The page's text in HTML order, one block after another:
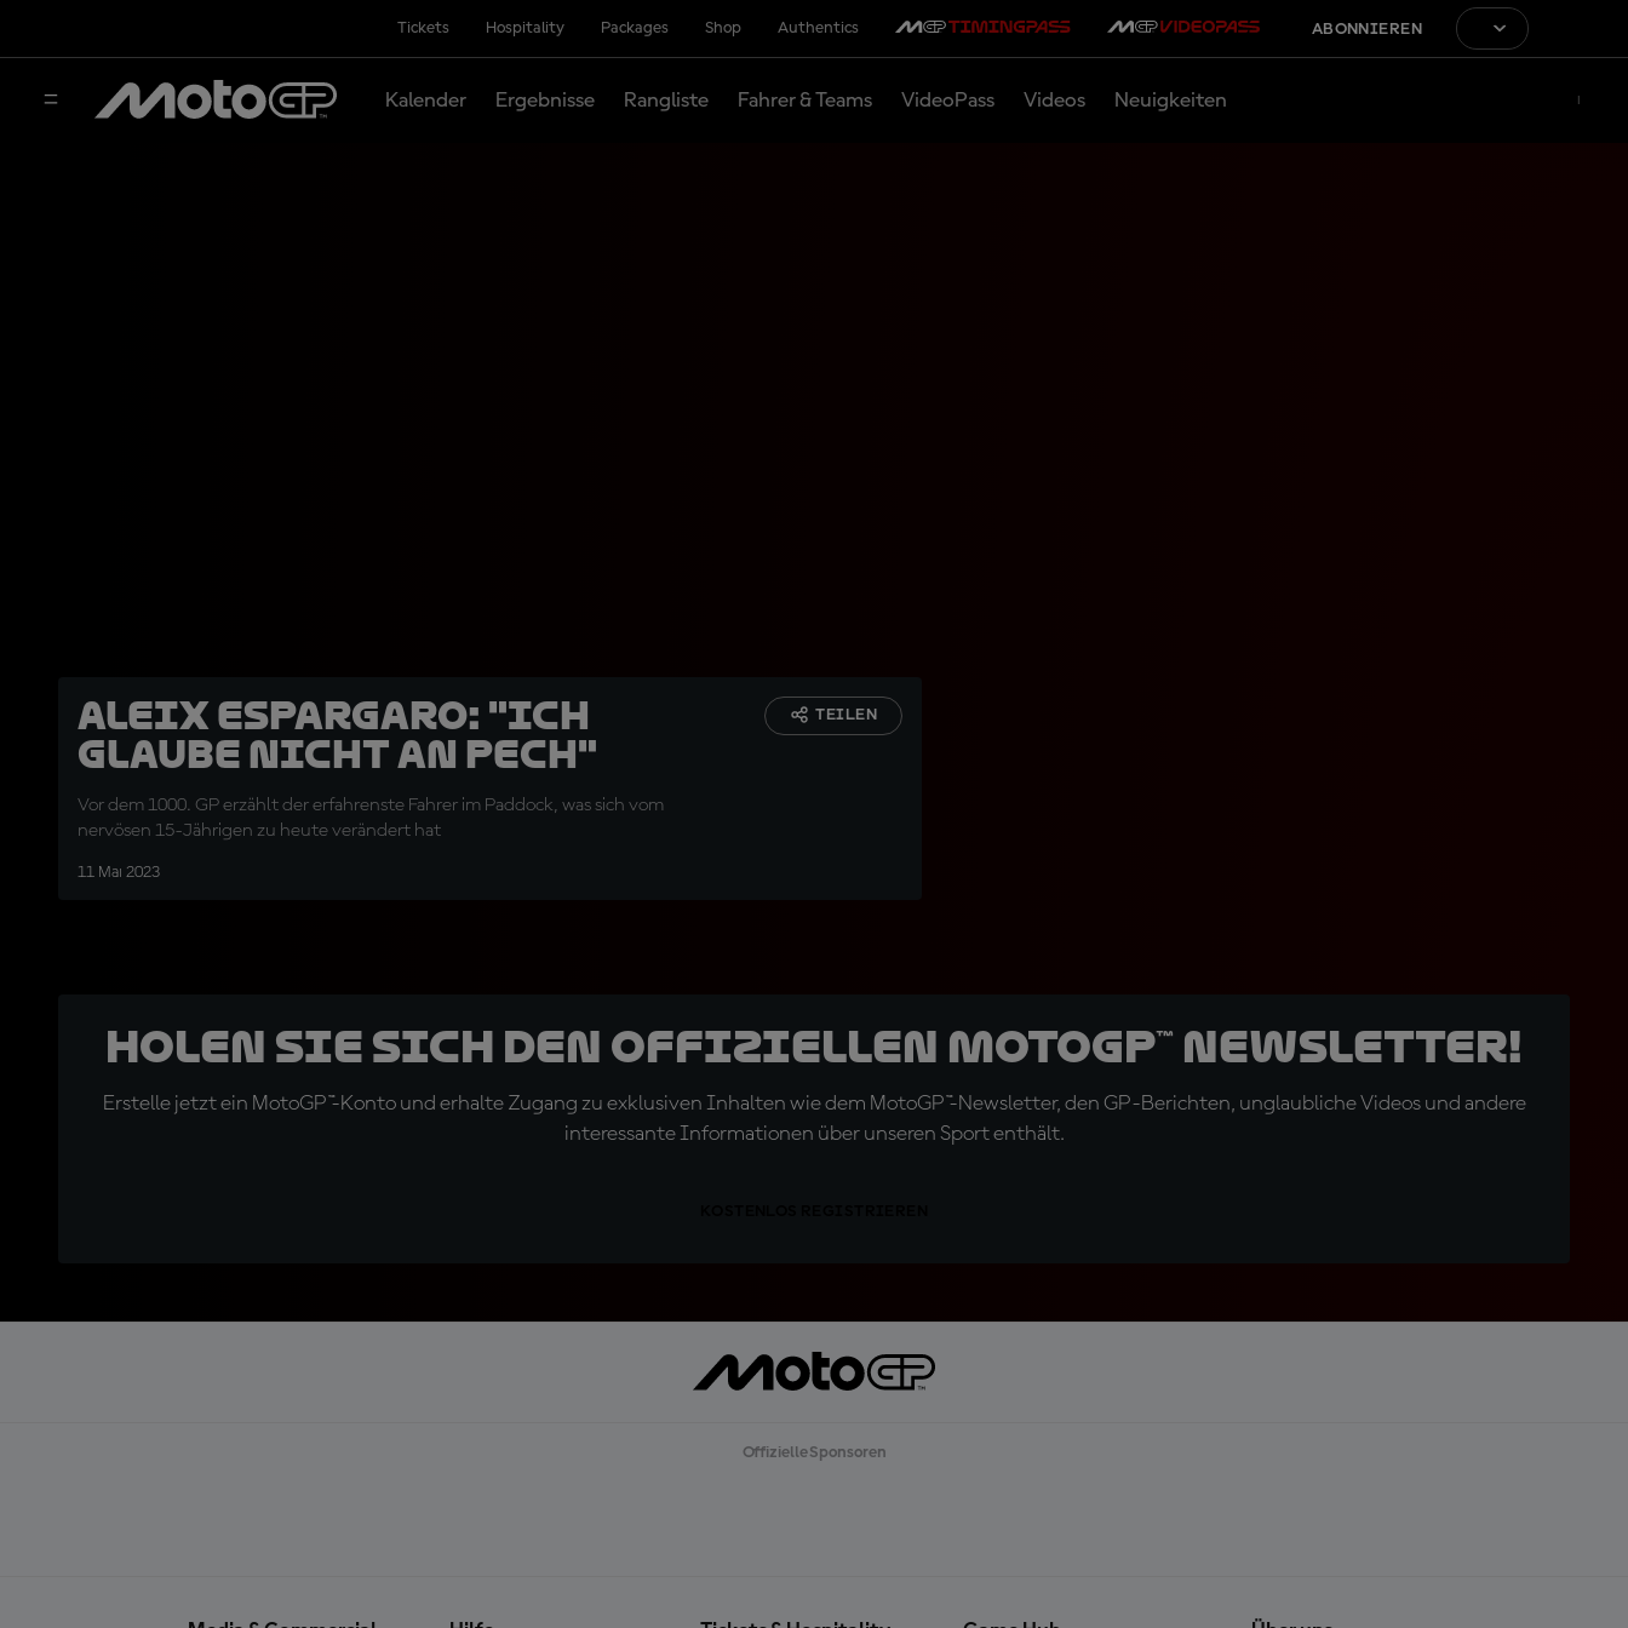
Tickets Hospitality Packages Shop Authentics ABONNIEREN
Kalender Ergebnisse Rangliste Fahrer & Teams VideoPass Videos Neuigkeiten
Aleix Espargaro: "Ich
glaube nicht an Pech"
Vor dem 1000. GP erzählt der erfahrenste Fahrer im Paddock, was sich vom
nervösen 15-Jährigen zu heute verändert hat
11 Mai 2023
TEILEN
Holen Sie sich den offiziellen MotoGP™ Newsletter!
Erstelle jetzt ein MotoGP™-Konto und erhalte Zugang zu exklusiven Inhalten wie dem MotoGP™-Newsletter, den GP-Berichten, unglaubliche Videos und andere
interessante Informationen über unseren Sport enthält.
Offizielle Sponsoren